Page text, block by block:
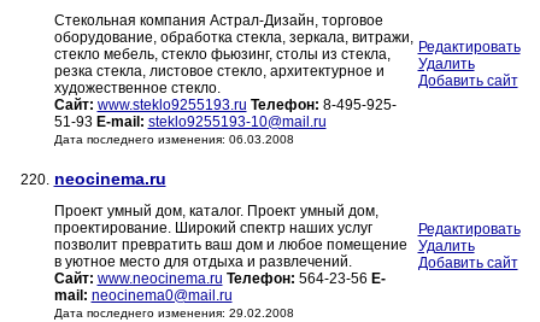
Стекольная компания Астрал-Дизайн, торговое
оборудование, обработка стекла, зеркала, витражи,
стекло мебель, стекло фьюзинг, столы из стекла,
резка стекла, листовое стекло, архитектурное и
художественное стекло.
Сайт: www.steklo9255193.ru Телефон: 8-495-925-
51-93 E-mail: steklo9255193-10@mail.ru
Дата последнего изменения: 06.03.2008
Редактировать
Удалить
Добавить сайт
220. neocinema.ru
Проект умный дом, каталог. Проект умный дом,
проектирование. Широкий спектр наших услуг
позволит превратить ваш дом и любое помещение
в уютное место для отдыха и развлечений.
Сайт: www.neocinema.ru Телефон: 564-23-56 E-
mail: neocinema0@mail.ru
Дата последнего изменения: 29.02.2008
Редактировать
Удалить
Добавить сайт